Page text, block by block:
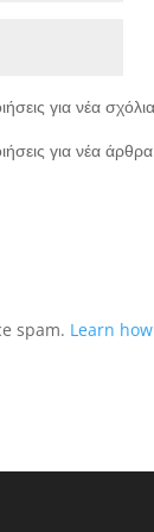
για νέα
για νέα
spam. Learn